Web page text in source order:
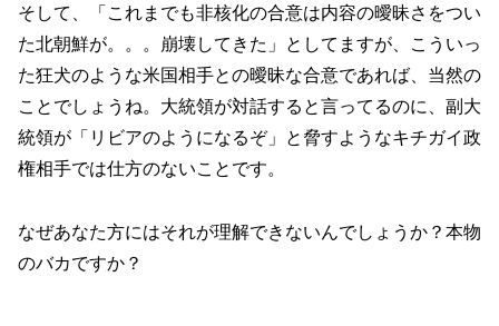
そして、「これまでも非核化の合意は内容の曖昧さをつい
た北朝鮮が。。。崩壊してきた」としてますが、こういっ
た狂犬のような米国相手との曖昧な合意であれば、当然の
ことでしょうね。大統領が対話すると言ってるのに、副大
統領が「リビアのようになるぞ」と脅すようなキチガイ政
権相手では仕方のないことです。
なぜあなた方にはそれが理解できないんでしょうか？本物
のバカですか？